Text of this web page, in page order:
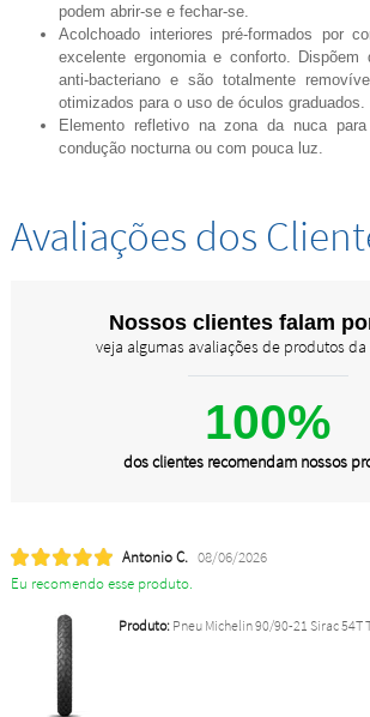
podem abrir-se e fechar-se.
Acolchoado interiores pré-formados por
excelente ergonomia e conforto.
anti-bacteriano e são totalmente
otimizados para o uso de óculos graduados.
Elemento refletivo na zona da nuca
condução nocturna ou com pouca luz.
Avaliações dos
Nossos clientes falam
veja algumas avaliações de produtos da
100%
dos clientes recomendam nossos
Antonio C. 08/06/2026
Eu recomendo esse produto.
Produto:Pneu Michelin 90/90-21 Sirac 54T